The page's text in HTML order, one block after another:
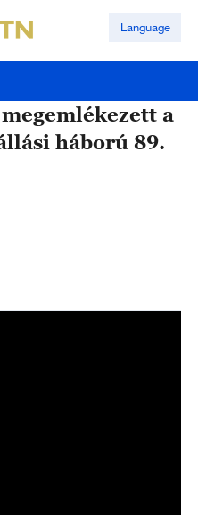
Language
a
háború 89.